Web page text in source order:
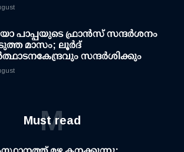
പാപ്പയുടെ ഫ്രാൻസ് സന്ദർശനം
മാസം; ലൂർദ്
സന്ദർശിക്കും
Must read
M